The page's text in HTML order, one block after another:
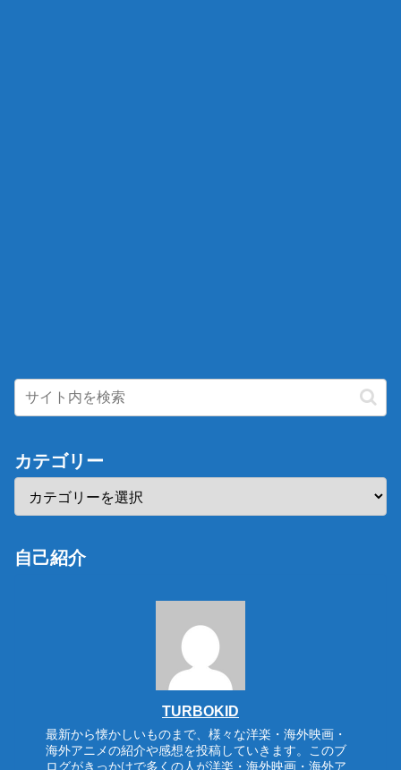
カテゴリー
自己紹介
TURBOKID
最新から懐かしいものまで、様々な洋楽・海外映画・
海外アニメの紹介や感想を投稿していきます。このブ
ログがきっかけで多くの人が洋楽・海外映画・海外ア